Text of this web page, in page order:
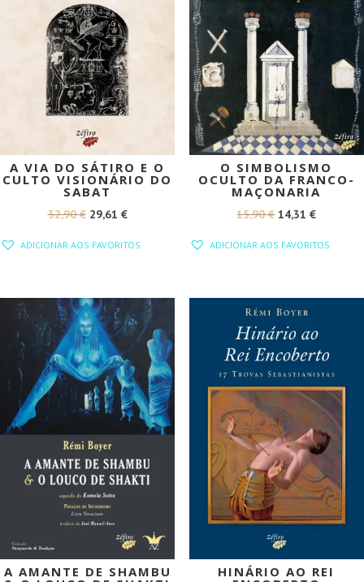
A VIA DO SÁTIRO E O
CULTO VISIONÁRIO DO
SABAT
32,90€ O
32,90 €.
29,61 €O
29,61 €.
ADICIONAR AOS FAVORITOS
O SIMBOLISMO
OCULTO DA FRANCO-
MAÇONARIA
15,90€O
15,90 €.
14,31€O
14,31 €.
ADICIONAR AOS FAVORITOS
PROMOÇÃO!
A AMANTE DE SHAMBU
PROMOÇÃO!
HINÁRIO AO REI